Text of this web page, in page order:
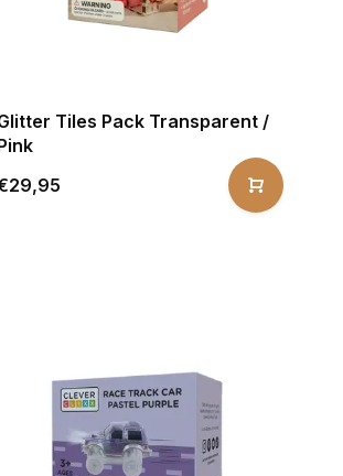
Tiles Pack Transparent /